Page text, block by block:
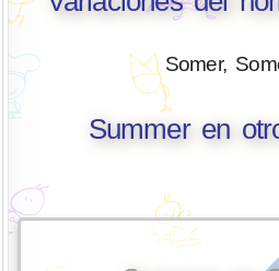
Somer,
Summer en